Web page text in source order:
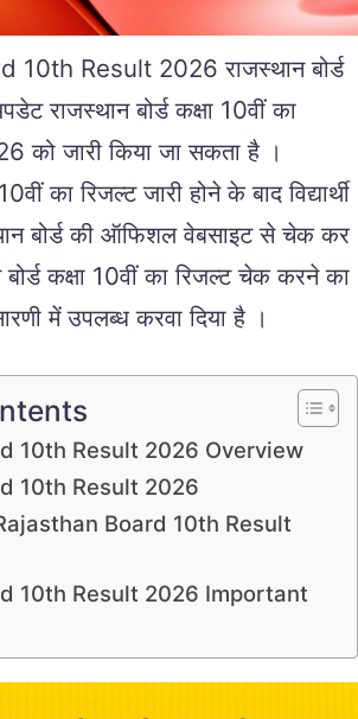
10th Result 2026 राजस्थान बोर्ड
राजस्थान बोर्ड कक्षा 10वीं का
को जारी किया जा सकता है ।
का रिजल्ट जारी होने के बाद विद्यार्थी
बोर्ड की ऑफिशल वेबसाइट से चेक कर
कक्षा 10वीं का रिजल्ट चेक करने का
में उपलब्ध करवा दिया है ।
10th Result 2026 Overview
10th Result 2026
Board 10th Result
10th Result 2026 Important